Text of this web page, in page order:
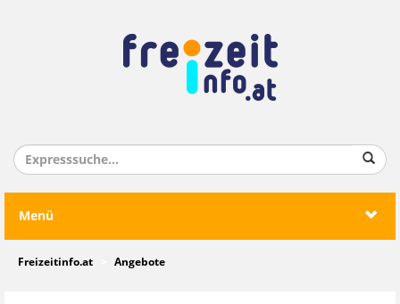
Menü
Freizeitinfo.at Angebote